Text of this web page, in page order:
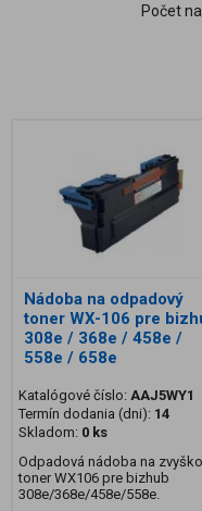
Počet
Nádoba na odpadový
toner WX-106 pre
308e / 368e / 458e /
558e / 658e
Katalógové číslo: AAJ5WY1
Termín dodania (dni): 14
Skladom: 0 ks
Odpadová nádoba na
toner WX106 pre bizhub
308e/368e/458e/558e.